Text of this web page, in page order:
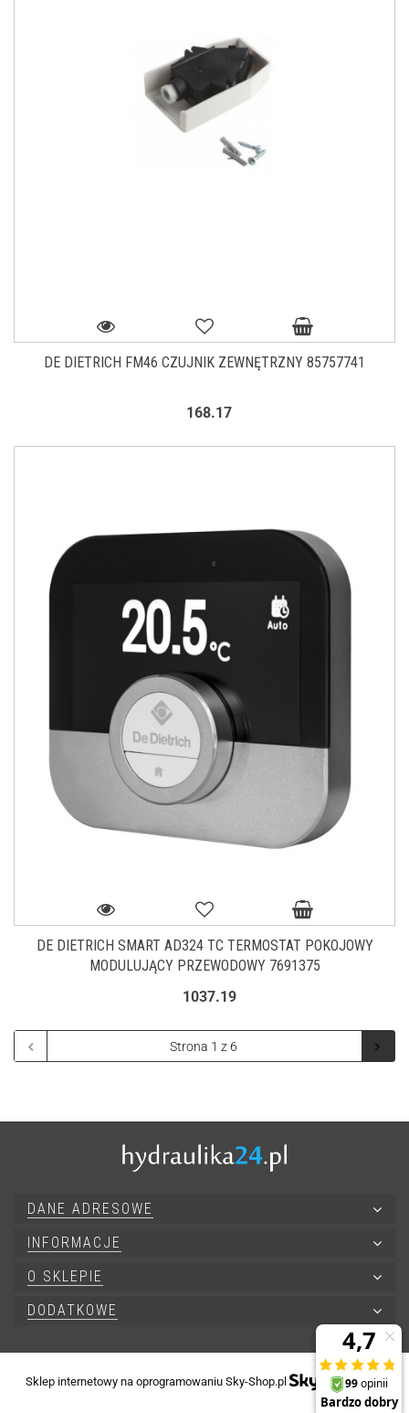
DE DIETRICH FM46 CZUJNIK ZEWNĘTRZNY 85757741
168.17
DE DIETRICH SMART AD324 TC TERMOSTAT POKOJOWY
MODULUJĄCY PRZEWODOWY 7691375
1037.19
DANE ADRESOWE
INFORMACJE
O SKLEPIE
DODATKOWE
Sklep internetowy na oprogramowaniu Sky-Shop.pl